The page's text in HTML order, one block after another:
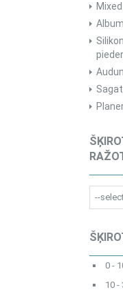
0 -
10 -